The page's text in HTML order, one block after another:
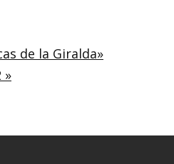
de la Giralda»
»